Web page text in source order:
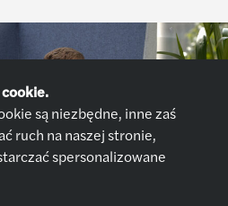
Mazars
są niezbędne, inne zaś
ruch na naszej stronie,
spersonalizowane